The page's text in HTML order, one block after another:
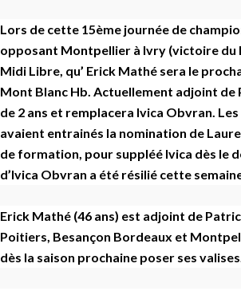
Lors de cette 15ème journée de
opposant Montpellier à Ivry (victoire du
Midi Libre, qu’ Erick Mathé sera le
Mont Blanc Hb. Actuellement adjoint de
de 2 ans et remplacera Ivica Obvran.
avaient entrainés la nomination de
de formation, pour suppléé Ivica dès le
d’Ivica Obvran a été résilié cette
Erick Mathé (46 ans) est adjoint de
Poitiers, Besançon Bordeaux et
dès la saison prochaine poser ses